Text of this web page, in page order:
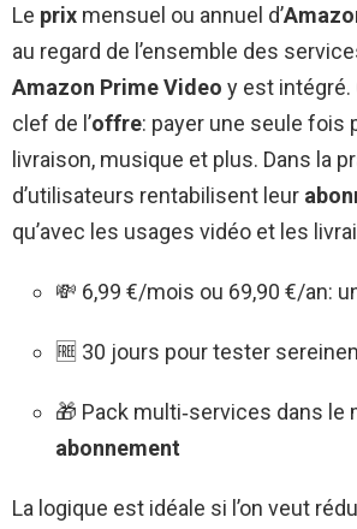
Le prix mensuel ou annuel d’
au regard de l’ensemble des
Amazon Prime Video y est intégré.
clef de l’offre: payer une seule fois
livraison, musique et plus. Dans la
d’utilisateurs rentabilisent leur
qu’avec les usages vidéo et les
💸 6,99 €/mois ou 69,90 €/an:
🆓 30 jours pour tester
🎁 Pack multi‑services dans le
abonnement
La logique est idéale si l’on veut